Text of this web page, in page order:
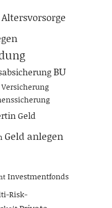
Altersvorsorge
BU
Geld
Geld anlegen
Investmentfonds
Risk-